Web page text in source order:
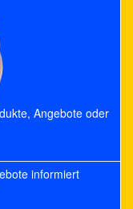
Angebote oder
informiert